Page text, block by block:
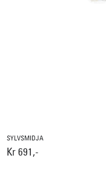
SYLVSMIDJA
Kr 691,-